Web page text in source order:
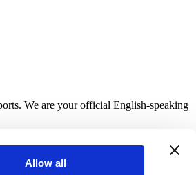
Allow all
We are your official English-speaking